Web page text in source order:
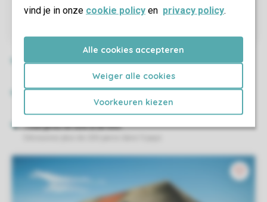
vind je in onze cookie policy en privacy policy.
Alle cookies accepteren
Weiger alle cookies
Voorkeuren kiezen